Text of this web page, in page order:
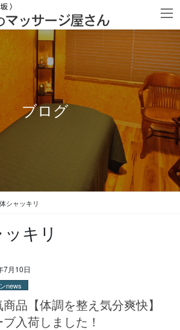
ブログ
シャッキリ
キリ
7月10日
news
商品【体調を整え気分爽快】
入荷しました！